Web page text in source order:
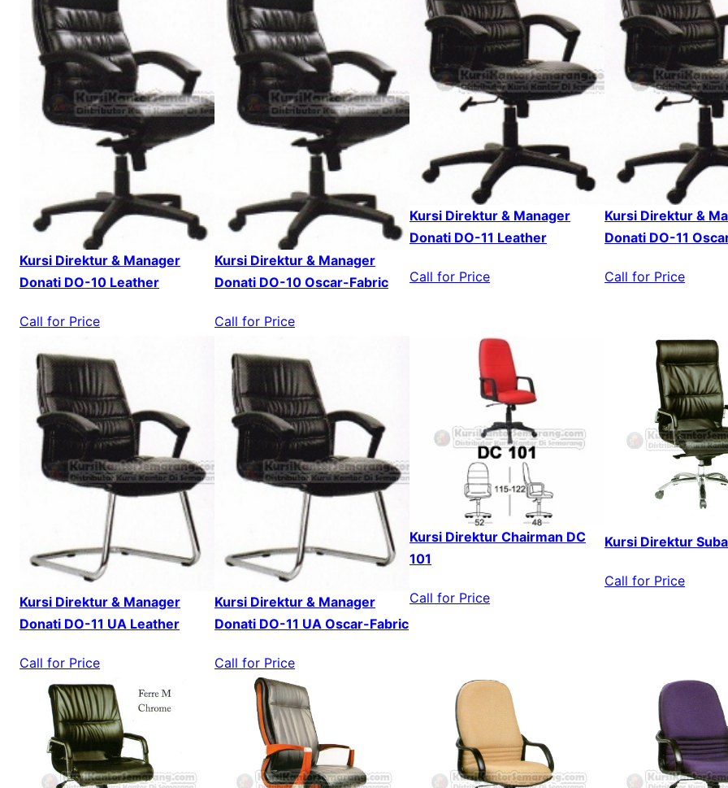
Kursi Direktur & Manager
Donati DO-10 Leather
Call for Price
Kursi Direktur & Manager
Donati DO-10 Oscar-Fabric
Call for Price
Kursi Direktur & Manager
Donati DO-11 Leather
Call for Price
Kursi Direktur &
Donati DO-11
Call for Price
Kursi Direktur & Manager
Donati DO-11 UA Leather
Call for Price
Kursi Direktur & Manager
Donati DO-11 UA Oscar-Fabric
Call for Price
Kursi Direktur Chairman DC
101
Call for Price
Kursi Direktur
Call for Price